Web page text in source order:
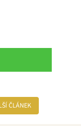
ČLÁNEK